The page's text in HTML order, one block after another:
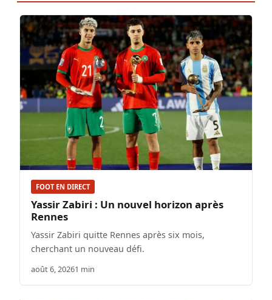
FOOT EN DIRECT
Yassir Zabiri : Un nouvel horizon après
Rennes
Yassir Zabiri quitte Rennes après six mois,
cherchant un nouveau défi.
août 6, 20261 min